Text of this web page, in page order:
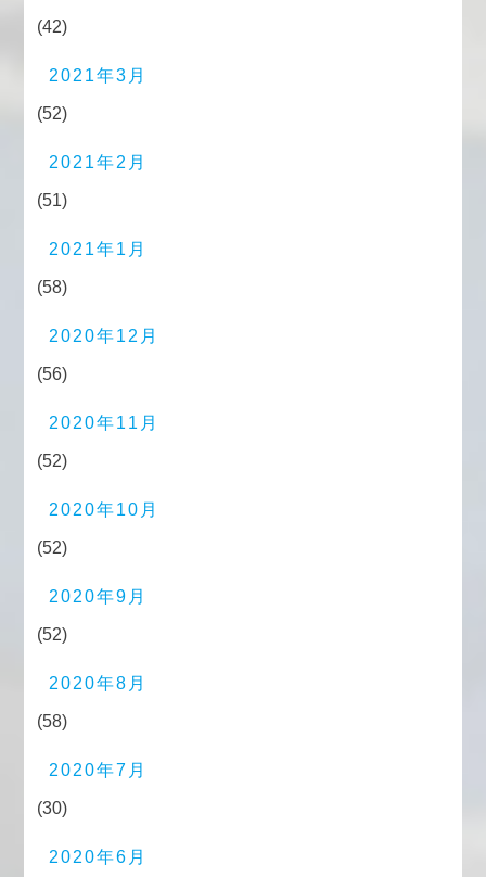
(42)
2021年3月
(52)
2021年2月
(51)
2021年1月
(58)
2020年12月
(56)
2020年11月
(52)
2020年10月
(52)
2020年9月
(52)
2020年8月
(58)
2020年7月
(30)
2020年6月